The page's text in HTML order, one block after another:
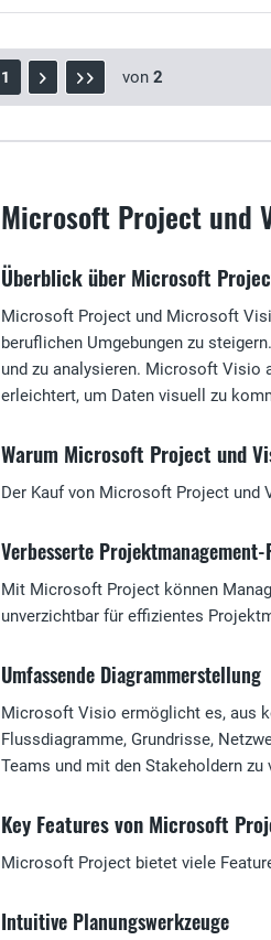
1 von 2
Microsoft Project und
Überblick über Microsoft
Microsoft Project und Microsoft
beruflichen Umgebungen zu
und zu analysieren. Microsoft Visio
erleichtert, um Daten visuell zu
Warum Microsoft Project und
Der Kauf von Microsoft Project und
Verbesserte
Mit Microsoft Project können
unverzichtbar für effizientes
Umfassende Diagrammerstellung
Microsoft Visio ermöglicht es, aus
Flussdiagramme, Grundrisse,
Teams und mit den Stakeholdern zu
Key Features von Microsoft
Microsoft Project bietet viele
Intuitive Planungswerkzeuge